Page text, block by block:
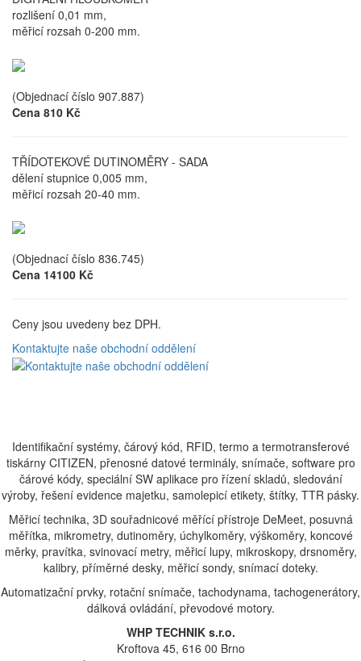
rozlišení 0,01 mm,
měřicí rozsah 0-200 mm.
(Objednací číslo 907.887)
Cena 810 Kč
TŘÍDOTEKOVÉ DUTINOMĚRY - SADA
dělení stupnice 0,005 mm,
měřicí rozsah 20-40 mm.
(Objednací číslo 836.745)
Cena 14100 Kč
Ceny jsou uvedeny bez DPH.
Kontaktujte naše obchodní oddělení
Identifikační systémy, čárový kód, RFID, termo a termotransferové
tiskárny CITIZEN, přenosné datové terminály, snímače, software pro
čárové kódy, speciální SW aplikace pro řízení skladů, sledování
výroby, řešení evidence majetku, samolepicí etikety, štítky, TTR pásky.
Měřicí technika, 3D souřadnicové měřící přístroje DeMeet, posuvná
měřítka, mikrometry, dutinoměry, úchylkoměry, výškoměry, koncové
měrky, pravítka, svinovací metry, měřicí lupy, mikroskopy, drsnoměry,
kalibry, příměrné desky, měřicí sondy, snímací doteky.
Automatizační prvky, rotační snímače, tachodynama, tachogenerátory,
dálková ovládání, převodové motory.
WHP TECHNIK s.r.o.
Kroftova 45, 616 00 Brno